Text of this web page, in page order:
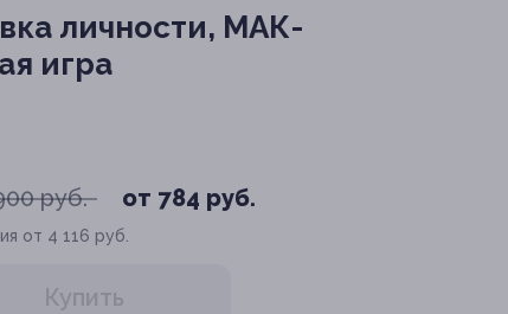
личности, МАК-
игра
руб. от 784 руб.
от 4 116 руб.
Купить